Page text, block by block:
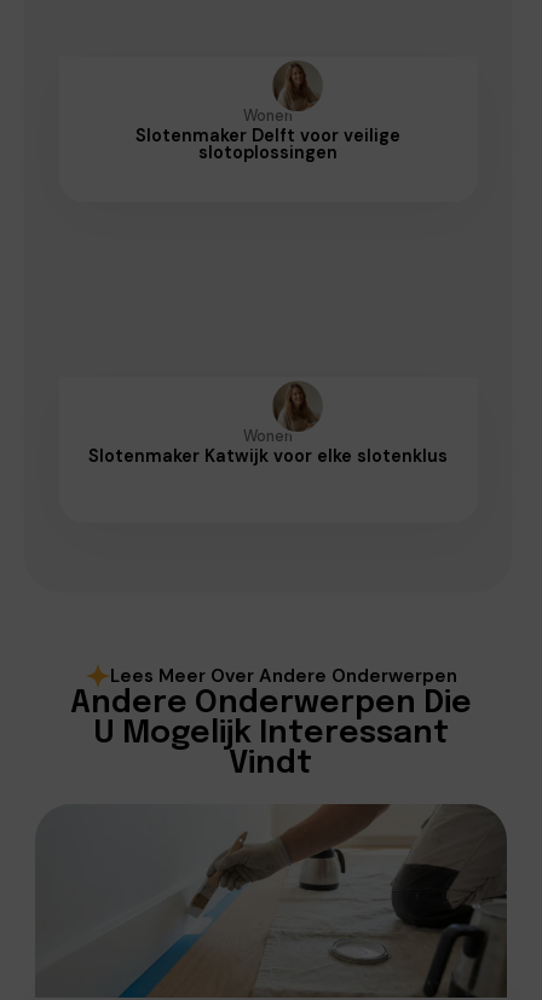
Wonen
Slotenmaker Delft voor veilige
slotoplossingen
Wonen
Slotenmaker Katwijk voor elke slotenklus
Lees Meer Over Andere Onderwerpen
Andere Onderwerpen Die
U Mogelijk Interessant
Vindt